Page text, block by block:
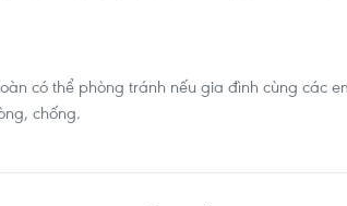
có thể phòng tránh nếu gia đình cùng các
chống.